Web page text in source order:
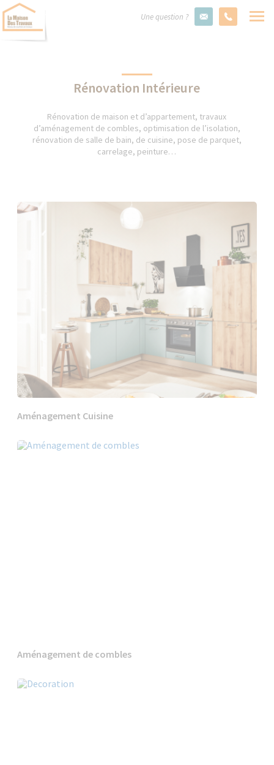
Une question ?
Rénovation Intérieure
Rénovation de maison et d’appartement, travaux
d’aménagement de combles, optimisation de l’isolation,
rénovation de salle de bain, de cuisine, pose de parquet,
carrelage, peinture…
Aménagement Cuisine
Aménagement de combles